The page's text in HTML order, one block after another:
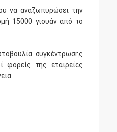
να αναζωπυρώσει την
15000 γιουάν από το
συγκέντρωσης
φορείς της εταιρείας